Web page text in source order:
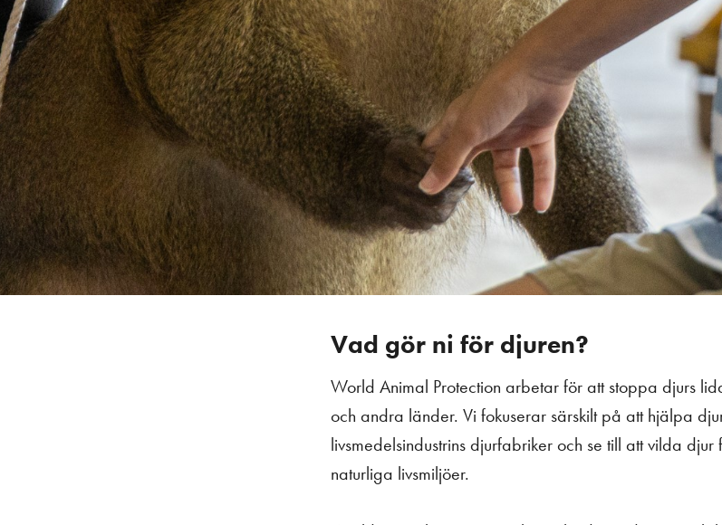
Vad gör ni för djuren?
World Animal Protection arbetar för att stoppa djurs
och andra länder. Vi fokuserar särskilt på att hjälpa
livsmedelsindustrins djurfabriker och se till att vilda
naturliga livsmiljöer.